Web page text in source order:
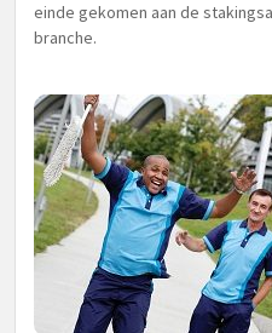
einde gekomen aan de
branche.